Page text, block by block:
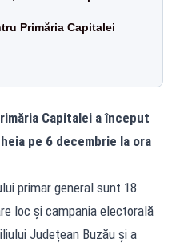
Primăria Capitalei
Capitalei a început
pe 6 decembrie la ora
primar general sunt 18
loc și campania electorală
Județean Buzău și a